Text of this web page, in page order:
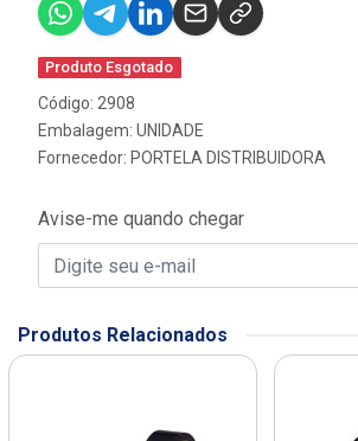
Produto Esgotado
Código: 2908
Embalagem: UNIDADE
Fornecedor: PORTELA DISTRIBUIDORA
Avise-me quando chegar
Produtos Relacionados